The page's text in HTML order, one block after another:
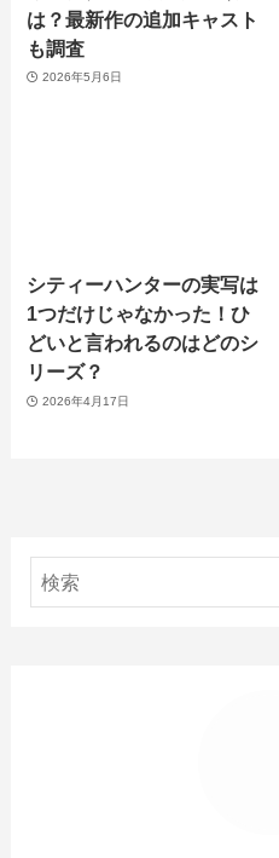
は？最新作の追加キャスト
も調査
2026年5月6日
シティーハンターの実写は
1つだけじゃなかった！ひ
どいと言われるのはどのシ
リーズ？
2026年4月17日